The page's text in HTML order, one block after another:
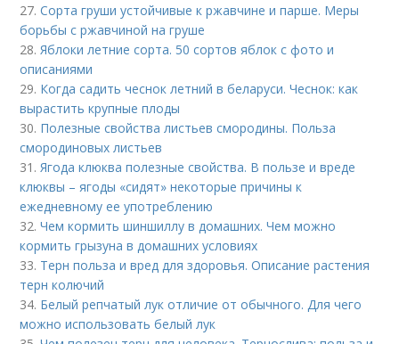
27.Сорта груши устойчивые к ржавчине и парше. Меры
борьбы с ржавчиной на груше
28. Яблоки летние сорта. 50 сортов яблок с фото и
описаниями
29. Когда садить чеснок летний в беларуси. Чеснок: как
вырастить крупные плоды
30. Полезные свойства листьев смородины. Польза
смородиновых листьев
31. Ягода клюква полезные свойства. В пользе и вреде
клюквы – ягоды «сидят» некоторые причины к
ежедневному ее употреблению
32.Чем кормить шиншиллу в домашних. Чем можно
кормить грызуна в домашних условиях
33. Терн польза и вред для здоровья. Описание растения
терн колючий
34. Белый репчатый лук отличие от обычного. Для чего
можно использовать белый лук